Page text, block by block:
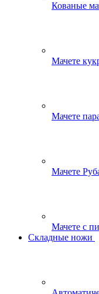
Кованые
Мачете
Мачете
Мачете
Мачете с
Складные ножи